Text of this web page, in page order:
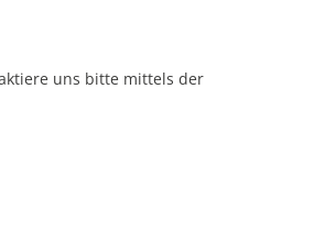
uns bitte mittels der